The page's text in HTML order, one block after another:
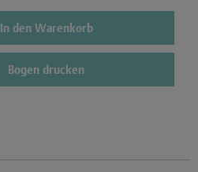
In den Warenkorb
Bogen drucken